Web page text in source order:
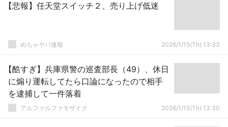
【悲報】任天堂スイッチ２、売り上げ低迷
めちゃヤバ速報 2026/1/15(Th) 13:33
【酷すぎ】兵庫県警の巡査部長（49）、休日
に煽り運転してたら口論になったので相手
を逮捕して一件落着
アルファルファモザイク 2026/1/15(Th) 13:30